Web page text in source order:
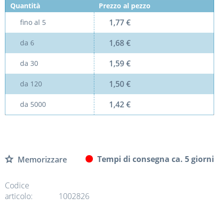
Quantità
Prezzo al pezzo
fino al 5 1,77 €
da 6 1,68 €
da 30 1,59 €
da 120 1,50 €
da 5000 1,42 €
Memorizzare Tempi di consegna ca. 5 giorni
Codice
articolo:
1002826